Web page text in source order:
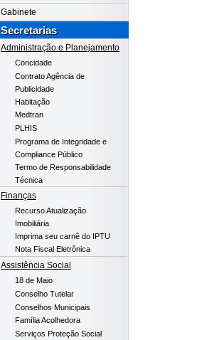
Gabinete
Secretarias
Administração e Planejamento
Concidade
Contrato Agência de
Publicidade
Habitação
Medtran
PLHIS
Programa de Integridade e
Compliance Público
Termo de Responsabilidade
Técnica
Finanças
Recurso Atualização
Imobiliária
Imprima seu carnê do IPTU
Nota Fiscal Eletrônica
Assistência Social
18 de Maio
Conselho Tutelar
Conselhos Municipais
Família Acolhedora
Serviços Proteção Social